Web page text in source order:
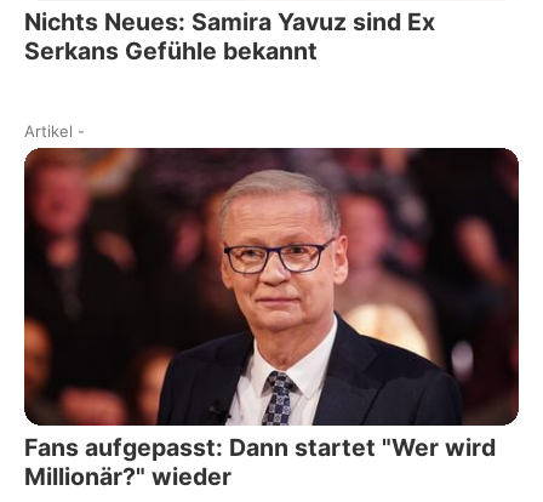
Nichts Neues: Samira Yavuz sind Ex
Serkans Gefühle bekannt
Artikel -
Fans aufgepasst: Dann startet "Wer wird
Millionär?" wieder